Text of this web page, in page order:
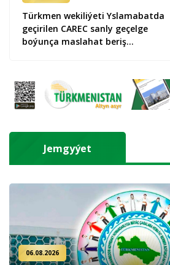
Türkmen wekiliýeti Yslamabatda
geçirilen CAREC sanly geçelge
boýunça maslahat beriş
Jemgyýet
06.08.2026